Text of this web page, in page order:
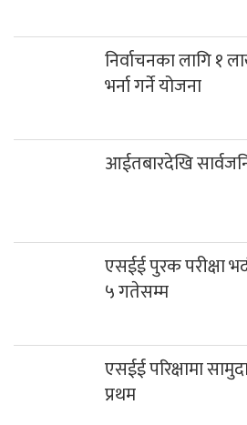
निर्वाचनका लागि १
भर्ना गर्ने योजना
आईतबारदेखि
एसईई पुरक परीक्षा
५ गतेसम्म
एसईई परिक्षामा
प्रथम